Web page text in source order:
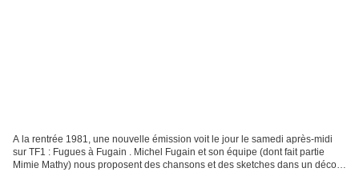
A la rentrée 1981, une nouvelle émission voit le jour le samedi après-midi
sur TF1 : Fugues à Fugain . Michel Fugain et son équipe (dont fait partie
Mimie Mathy) nous proposent des chansons et des sketches dans un décor